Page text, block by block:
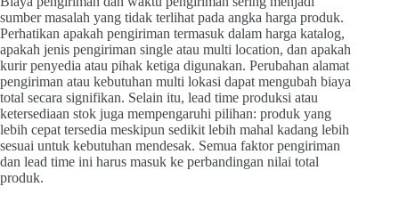
sumber masalah yang tidak terlihat pada angka harga produk.
Perhatikan apakah pengiriman termasuk dalam harga katalog,
apakah jenis pengiriman single atau multi location, dan apakah
kurir penyedia atau pihak ketiga digunakan. Perubahan alamat
pengiriman atau kebutuhan multi lokasi dapat mengubah biaya
total secara signifikan. Selain itu, lead time produksi atau
ketersediaan stok juga mempengaruhi pilihan: produk yang
lebih cepat tersedia meskipun sedikit lebih mahal kadang lebih
sesuai untuk kebutuhan mendesak. Semua faktor pengiriman
dan lead time ini harus masuk ke perbandingan nilai total
produk.